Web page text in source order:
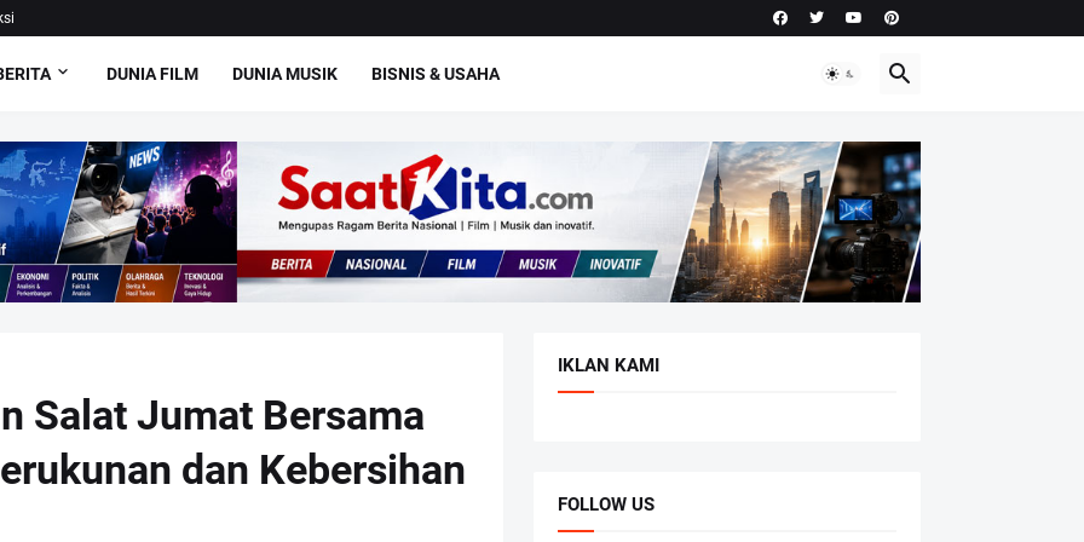
DUNIA FILM DUNIA MUSIK BISNIS & USAHA
Salat Jumat Bersama
dan Kebersihan
IKLAN KAMI
FOLLOW US